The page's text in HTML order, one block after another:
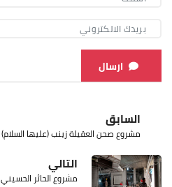
ارسال
السابق
مشروع صحن العقيلة زينب (عليها السلام)
التالي
مشروع الحائر الحسيني